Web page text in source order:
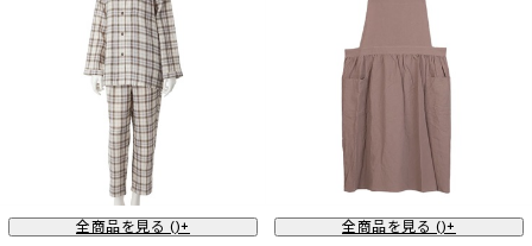
全商品を見る ()+
全商品を見る ()+